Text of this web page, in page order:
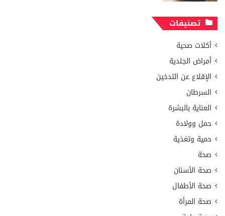
تصنيفات
أكلات صحية
أمراض الجلدية
الإقلاع عن التدخين
السرطان
العناية بالبشرة
حمل وولادة
حمية وتغذية
صحة
صحة الأسنان
صحة الأطفال
صحة المرأة